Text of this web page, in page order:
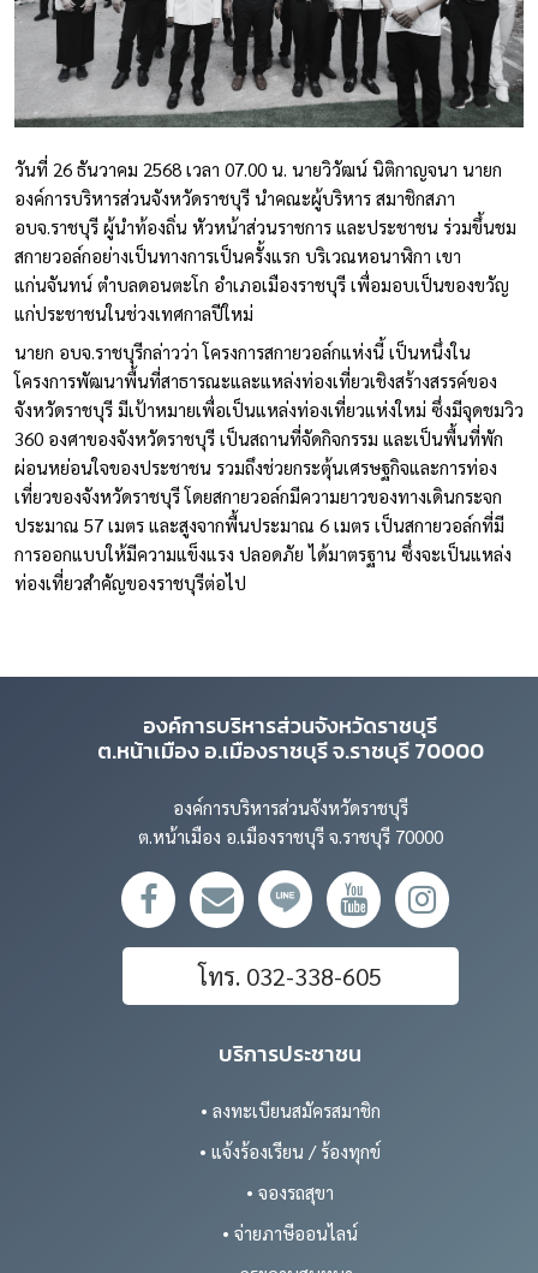
วันที่ 26 ธันวาคม 2568 เวลา 07.00 น. นายวิวัฒน์ นิติกาญจนา นายก
องค์การบริหารส่วนจังหวัดราชบุรี นำคณะผู้บริหาร สมาชิกสภา
อบจ.ราชบุรี ผู้นำท้องถิ่น หัวหน้าส่วนราชการ และประชาชน ร่วมขึ้นชม
สกายวอล์กอย่างเป็นทางการเป็นครั้งแรก บริเวณหอนาฬิกา เขา
แก่นจันทน์ ตำบลดอนตะโก อำเภอเมืองราชบุรี เพื่อมอบเป็นของขวัญ
แก่ประชาชนในช่วงเทศกาลปีใหม่
นายก อบจ.ราชบุรีกล่าวว่า โครงการสกายวอล์กแห่งนี้ เป็นหนึ่งใน
โครงการพัฒนาพื้นที่สาธารณะและแหล่งท่องเที่ยวเชิงสร้างสรรค์ของ
จังหวัดราชบุรี มีเป้าหมายเพื่อเป็นแหล่งท่องเที่ยวแห่งใหม่ ซึ่งมีจุดชมวิว
360 องศาของจังหวัดราชบุรี เป็นสถานที่จัดกิจกรรม และเป็นพื้นที่พัก
ผ่อนหย่อนใจของประชาชน รวมถึงช่วยกระตุ้นเศรษฐกิจและการท่อง
เที่ยวของจังหวัดราชบุรี โดยสกายวอล์กมีความยาวของทางเดินกระจก
ประมาณ 57 เมตร และสูงจากพื้นประมาณ 6 เมตร เป็นสกายวอล์กที่มี
การออกแบบให้มีความแข็งแรง ปลอดภัย ได้มาตรฐาน ซึ่งจะเป็นแหล่ง
ท่องเที่ยวสำคัญของราชบุรีต่อไป
องค์การบริหารส่วนจังหวัดราชบุรี
ต.หน้าเมือง อ.เมืองราชบุรี จ.ราชบุรี 70000
องค์การบริหารส่วนจังหวัดราชบุรี
ต.หน้าเมือง อ.เมืองราชบุรี จ.ราชบุรี 70000
โทร. 032-338-605
บริการประชาชน
• ลงทะเบียนสมัครสมาชิก
• แจ้งร้องเรียน / ร้องทุกข์
• จองรถสุขา
• จ่ายภาษีออนไลน์